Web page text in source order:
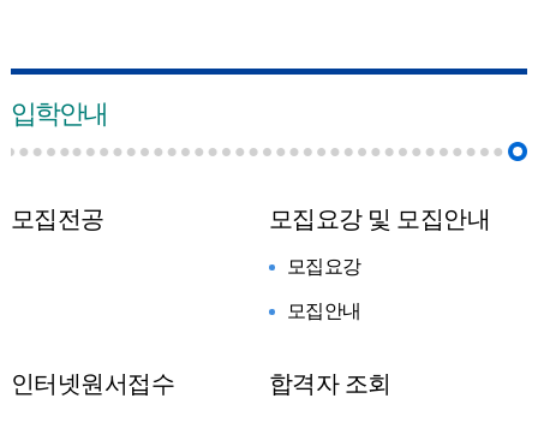
입학안내
모집전공 모집요강 및 모집안내
모집요강
모집안내
인터넷원서접수 합격자 조회